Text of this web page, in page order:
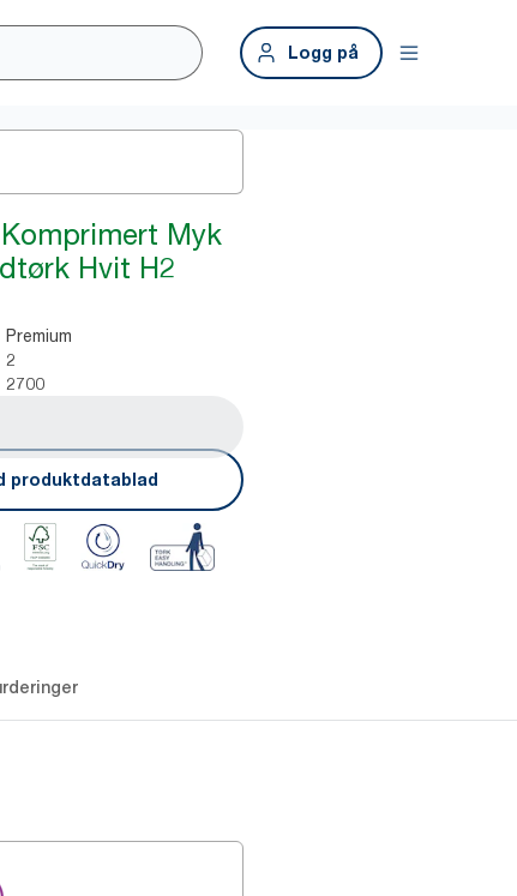
Logg på
Komprimert Myk
Hvit H2
Premium
2
2700
produktdatablad